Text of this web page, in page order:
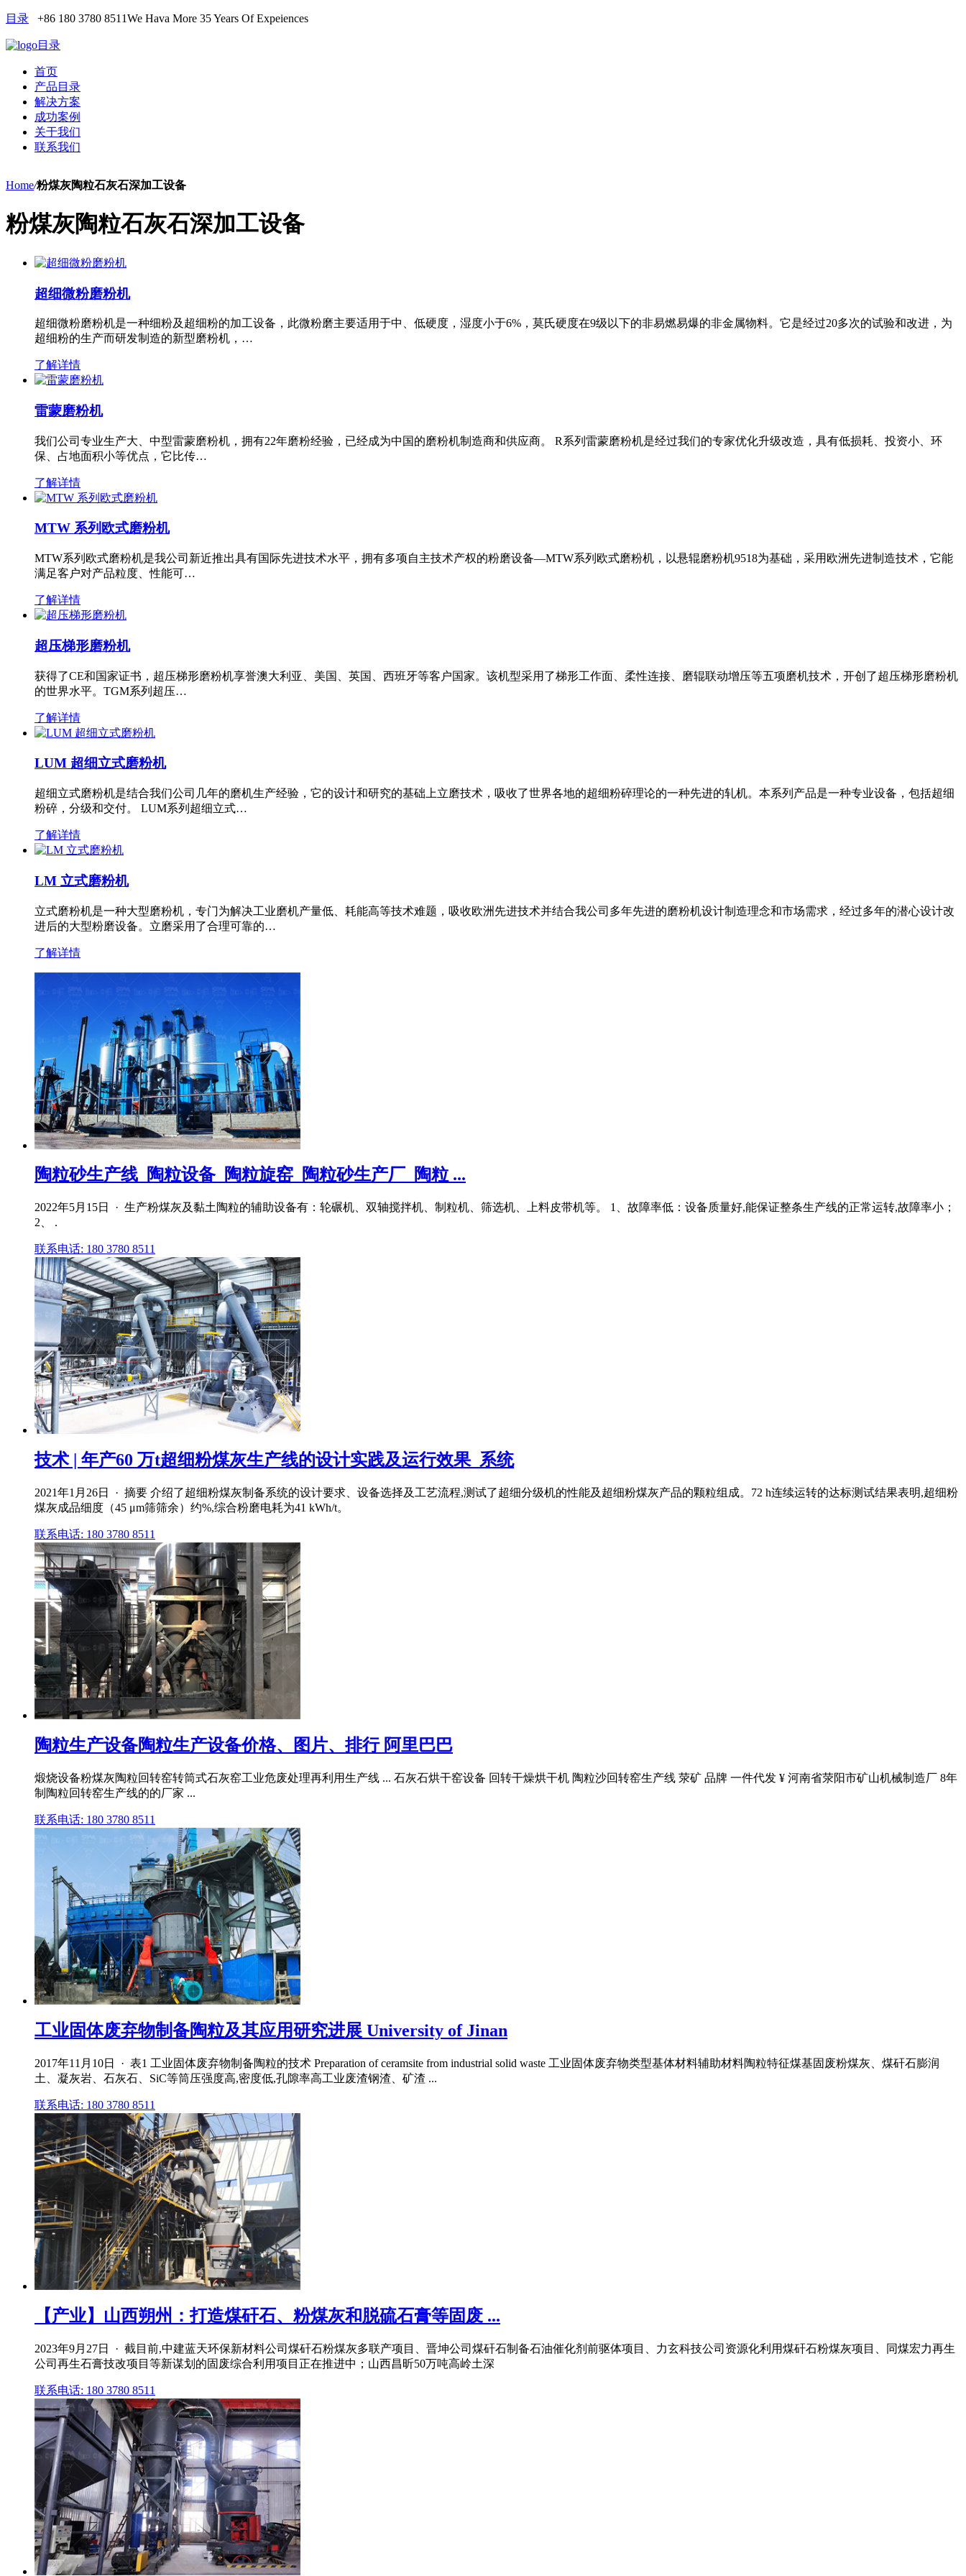
目录 +86 180 3780 8511We Hava More 35 Years Of Expeiences
目录
首页
产品目录
解决方案
成功案例
关于我们
联系我们
Home/粉煤灰陶粒石灰石深加工设备
粉煤灰陶粒石灰石深加工设备
超细微粉磨粉机
超细微粉磨粉机是一种细粉及超细粉的加工设备，此微粉磨主要适用于中、低硬度，湿度小于6%，莫氏硬度在9级以下的非易燃易爆的非金属物料。它是经过20多次的试验和改进，为
超细粉的生产而研发制造的新型磨粉机，…
了解详情
雷蒙磨粉机
我们公司专业生产大、中型雷蒙磨粉机，拥有22年磨粉经验，已经成为中国的磨粉机制造商和供应商。 R系列雷蒙磨粉机是经过我们的专家优化升级改造，具有低损耗、投资小、环
保、占地面积小等优点，它比传…
了解详情
MTW 系列欧式磨粉机
MTW系列欧式磨粉机是我公司新近推出具有国际先进技术水平，拥有多项自主技术产权的粉磨设备—MTW系列欧式磨粉机，以悬辊磨粉机9518为基础，采用欧洲先进制造技术，它能
满足客户对产品粒度、性能可…
了解详情
超压梯形磨粉机
获得了CE和国家证书，超压梯形磨粉机享誉澳大利亚、美国、英国、西班牙等客户国家。该机型采用了梯形工作面、柔性连接、磨辊联动增压等五项磨机技术，开创了超压梯形磨粉机
的世界水平。TGM系列超压…
了解详情
LUM 超细立式磨粉机
超细立式磨粉机是结合我们公司几年的磨机生产经验，它的设计和研究的基础上立磨技术，吸收了世界各地的超细粉碎理论的一种先进的轧机。本系列产品是一种专业设备，包括超细
粉碎，分级和交付。 LUM系列超细立式…
了解详情
LM 立式磨粉机
立式磨粉机是一种大型磨粉机，专门为解决工业磨机产量低、耗能高等技术难题，吸收欧洲先进技术并结合我公司多年先进的磨粉机设计制造理念和市场需求，经过多年的潜心设计改
进后的大型粉磨设备。立磨采用了合理可靠的…
了解详情
陶粒砂生产线_陶粒设备_陶粒旋窑_陶粒砂生产厂_陶粒 ...
2022年5月15日 · 生产粉煤灰及黏土陶粒的辅助设备有：轮碾机、双轴搅拌机、制粒机、筛选机、上料皮带机等。 1、故障率低：设备质量好,能保证整条生产线的正常运转,故障率小；
2、 .
联系电话: 180 3780 8511
技术 | 年产60 万t超细粉煤灰生产线的设计实践及运行效果_系统
2021年1月26日 · 摘要 介绍了超细粉煤灰制备系统的设计要求、设备选择及工艺流程,测试了超细分级机的性能及超细粉煤灰产品的颗粒组成。72 h连续运转的达标测试结果表明,超细粉
煤灰成品细度（45 μm筛筛余）约%,综合粉磨电耗为41 kWh/t。
联系电话: 180 3780 8511
陶粒生产设备陶粒生产设备价格、图片、排行 阿里巴巴
煅烧设备粉煤灰陶粒回转窑转筒式石灰窑工业危废处理再利用生产线 ... 石灰石烘干窑设备 回转干燥烘干机 陶粒沙回转窑生产线 荥矿 品牌 一件代发 ¥ 河南省荥阳市矿山机械制造厂 8年
制陶粒回转窑生产线的的厂家 ...
联系电话: 180 3780 8511
工业固体废弃物制备陶粒及其应用研究进展 University of Jinan
2017年11月10日 · 表1 工业固体废弃物制备陶粒的技术 Preparation of ceramsite from industrial solid waste 工业固体废弃物类型基体材料辅助材料陶粒特征煤基固废粉煤灰、煤矸石膨润
土、凝灰岩、石灰石、SiC等筒压强度高,密度低,孔隙率高工业废渣钢渣、矿渣 ...
联系电话: 180 3780 8511
【产业】山西朔州：打造煤矸石、粉煤灰和脱硫石膏等固废 ...
2023年9月27日 · 截目前,中建蓝天环保新材料公司煤矸石粉煤灰多联产项目、晋坤公司煤矸石制备石油催化剂前驱体项目、力玄科技公司资源化利用煤矸石粉煤灰项目、同煤宏力再生
公司再生石膏技改项目等新谋划的固废综合利用项目正在推进中；山西昌昕50万吨高岭土深
联系电话: 180 3780 8511